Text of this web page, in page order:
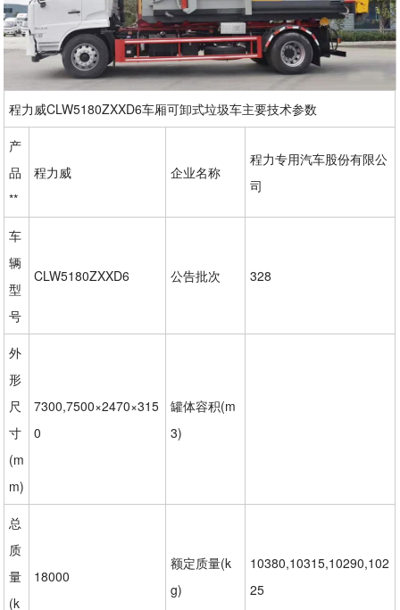
程力威CLW5180ZXXD6车厢可卸式垃圾车主要技术参数
产
品
**
程力威 企业名称
程力专用汽车股份有限公
司
车
辆
型
号
CLW5180ZXXD6 公告批次 328
外
形
尺
寸
(m
m)
7300,7500×2470×315
0
罐体容积(m
3)
总
质
量
(k
18000
额定质量(k
g)
10380,10315,10290,102
25